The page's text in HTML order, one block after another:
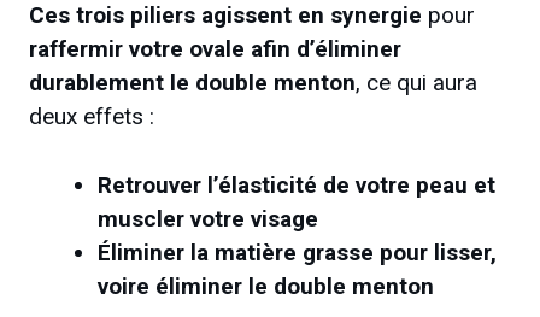
Ces trois piliers agissent en synergie pour
raffermir votre ovale afin d’éliminer
durablement le double menton, ce qui aura
deux effets :
Retrouver l’élasticité de votre peau et
muscler votre visage
Éliminer la matière grasse pour lisser,
voire éliminer le double menton